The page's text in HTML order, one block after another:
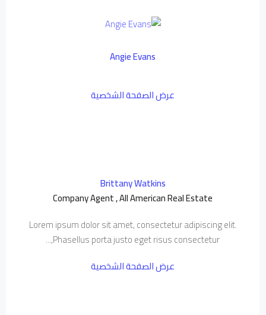
Angie Evans
عرض الصفحة الشخصية
Brittany Watkins
Company Agent , All American Real Estate
Lorem ipsum dolor sit amet, consectetur adipiscing elit.
Phasellus porta justo eget risus consectetur,...
عرض الصفحة الشخصية